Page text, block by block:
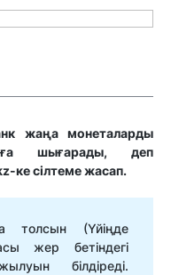
жаңа монеталарды
шығарады, деп
ке сілтеме жасап.
толсын (Үйіңде
жер бетіндегі
білдіреді.